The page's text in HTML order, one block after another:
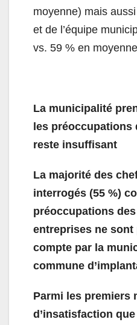
moyenne) mais
et de l’équipe
vs. 59 % en
La municipalité
les préoccupations
reste insuffisant
La majorité des
interrogés (55 %)
préoccupations
entreprises ne sont
compte par la
commune
Parmi les premiers
d’insatisfaction